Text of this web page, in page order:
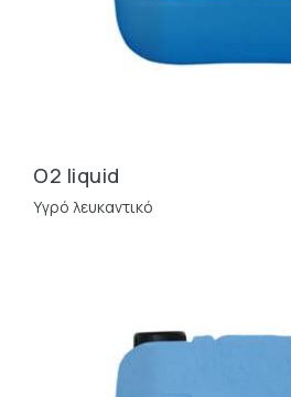
O2 liquid
Υγρό λευκαντικό